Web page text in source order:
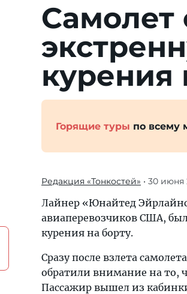
Самолет
курения
Горящие туры по всему
Редакция «Тонкостей» • 30 июня
Лайнер «Юнайтед
авиаперевозчиков США,
курения на борту.
Сразу после взлета
обратили внимание на то,
Пассажир вышел из